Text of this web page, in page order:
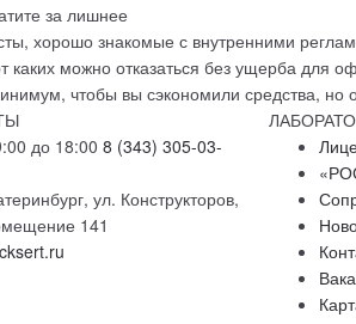
за лишнее
, хорошо знакомые с внутренними
каких можно отказаться без ущерба для
чтобы вы сэкономили средства, но
до 18:00 8 (343) 305-03-
ул. Конструкторов,
141